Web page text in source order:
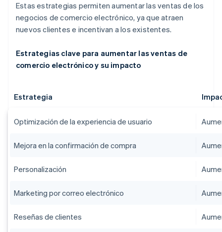
Estas estrategias permiten aumentar las ventas de los
negocios de comercio electrónico, ya que atraen
nuevos clientes e incentivan a los existentes.
Estrategias clave para aumentar las ventas de
comercio electrónico y su impacto
Estrategia
Optimización de la experiencia de usuario
Mejora en la confirmación de compra
Personalización
Marketing por correo electrónico
Reseñas de clientes